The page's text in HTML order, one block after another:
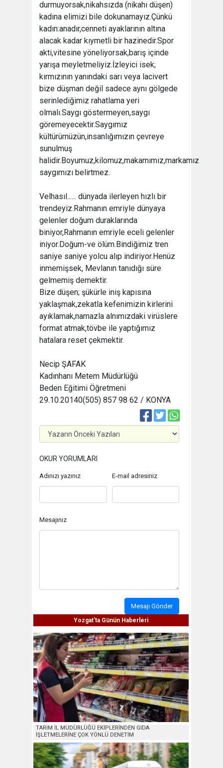
durmuyorsak,nikahsızda (nikahı düşen)
kadına elimizi bile dokunamayız.Çünkü
kadın:anadır,cenneti ayaklarının altına
alacak kadar kıymetli bir hazinedir.Spor
akti,vitesine yöneliyorsak,barış içinde
yarışa meyletmeliyiz.İzleyici isek;
kırmızının yanındaki sarı veya lacivert
bize düşman değil sadece aynı gölgede
serinlediğimiz rahatlama yeri
olmalı.Saygı göstermeyen,saygı
göremeyecektir.Saygımız
kültürümüzün,insanlığımızın çevreye
sunulmuş
halidir.Boyumuz,kilomuz,makamımız,markamız
saygımızı belirtmez.
Velhasıl...... dünyada ilerleyen hızlı bir
trendeyiz.Rahmanın emriyle dünyaya
gelenler doğum duraklarında
biniyor,Rahmanın emriyle eceli gelenler
iniyor.Doğum-ve ölüm.Bindiğimiz tren
saniye saniye yolcu alıp indiriyor.Henüz
inmemişsek, Mevlanın tanıdığı süre
gelmemiş demektir.
Bize düşen; şükürle iniş kapısına
yaklaşmak,zekatla kefenimizin kirlerini
ayıklamak,namazla alnımızdaki virüslere
format atmak,tövbe ile yaptığımız
hatalara reset çekmektir.
Necip ŞAFAK
Kadınhanı Metem Müdürlüğü
Beden Eğitimi Öğretmeni
0(505) 857 98 62 / KONYA
29.10.2014
OKUR YORUMLARI
Adınızı yazınız E-mail adresiniz
Mesajınız
Mesajı Gönder
Yozgat'ta Günün Haberleri
TARIM İL MÜDÜRLÜĞÜ EKİPLERİNDEN GIDA
İŞLETMELERİNE ÇOK YÖNLÜ DENETİM